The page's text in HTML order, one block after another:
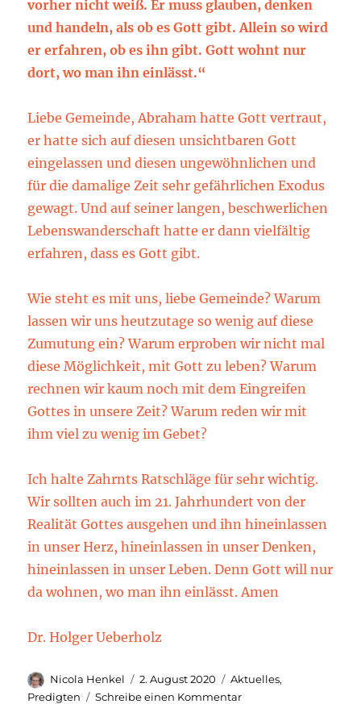
vorher nicht weiß. Er muss glauben, denken
und handeln, als ob es Gott gibt. Allein so wird
er erfahren, ob es ihn gibt. Gott wohnt nur
dort, wo man ihn einlässt.“
Liebe Gemeinde, Abraham hatte Gott vertraut,
er hatte sich auf diesen unsichtbaren Gott
eingelassen und diesen ungewöhnlichen und
für die damalige Zeit sehr gefährlichen Exodus
gewagt. Und auf seiner langen, beschwerlichen
Lebenswanderschaft hatte er dann vielfältig
erfahren, dass es Gott gibt.
Wie steht es mit uns, liebe Gemeinde? Warum
lassen wir uns heutzutage so wenig auf diese
Zumutung ein? Warum erproben wir nicht mal
diese Möglichkeit, mit Gott zu leben? Warum
rechnen wir kaum noch mit dem Eingreifen
Gottes in unsere Zeit? Warum reden wir mit
ihm viel zu wenig im Gebet?
Ich halte Zahrnts Ratschläge für sehr wichtig.
Wir sollten auch im 21. Jahrhundert von der
Realität Gottes ausgehen und ihn hineinlassen
in unser Herz, hineinlassen in unser Denken,
hineinlassen in unser Leben. Denn Gott will nur
da wohnen, wo man ihn einlässt. Amen
Dr. Holger Ueberholz
Autor
Nicola Henkel
Veröffentlicht
am
2. August 2020 Kategorien
Aktuelles,
Predigten
Schreibe einen Kommentarzu